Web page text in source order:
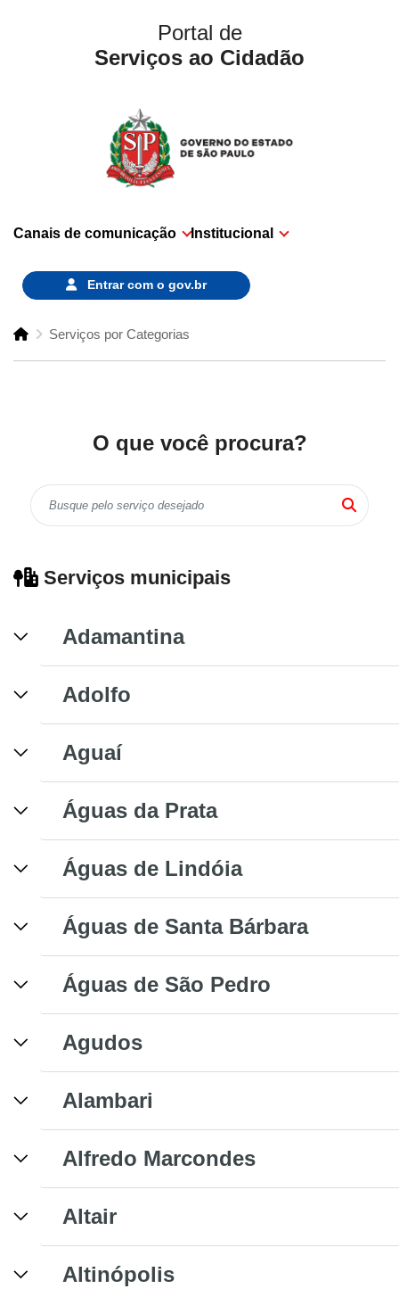
Portal de
Serviços ao Cidadão
Canais de comunicação Institucional
Entrar com o gov.br
Serviços por Categorias
O que você procura?
Serviços municipais
Adamantina
Adolfo
Aguaí
Águas da Prata
Águas de Lindóia
Águas de Santa Bárbara
Águas de São Pedro
Agudos
Alambari
Alfredo Marcondes
Altair
Altinópolis